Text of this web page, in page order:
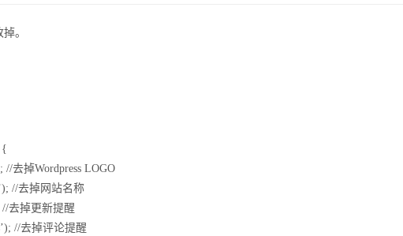
。
{
//去掉Wordpress LOGO
//去掉网站名称
//去掉更新提醒
//去掉评论提醒